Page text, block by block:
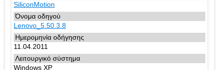
SiliconMotion
Lenovo_5.50.3.8
11.04.2011
Windows XP